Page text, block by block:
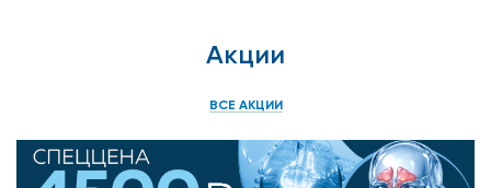
Акции
ВСЕ АКЦИИ